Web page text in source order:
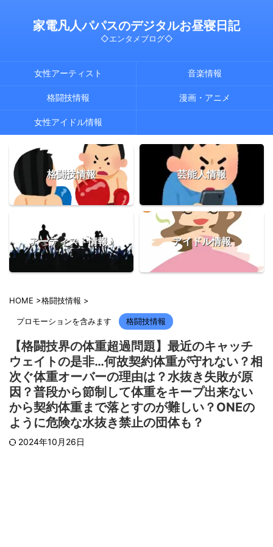
家電凡人パパスのデジタルお昼寝日記
◇エンタメブログ◇
女性アーティスト 音楽情報
格闘技情報 漫画・アニメ
女性アイドル情報
格闘技情報 芸能人情報
アーティスト情報♪ アイドル情報
HOME >格闘技情報 >
プロモーションを含みます 格闘技情報
【格闘技界の体重超過問題】最近のキャッチ
ウェイトの是非…何故契約体重が守れない？相
次ぐ体重オーバーの理由は？水抜き失敗が原
因？普段から節制して体重をキープ出来ない
から契約体重まで落とすのが難しい？ONEの
ように危険な水抜き禁止の団体も？
2024年10月26日